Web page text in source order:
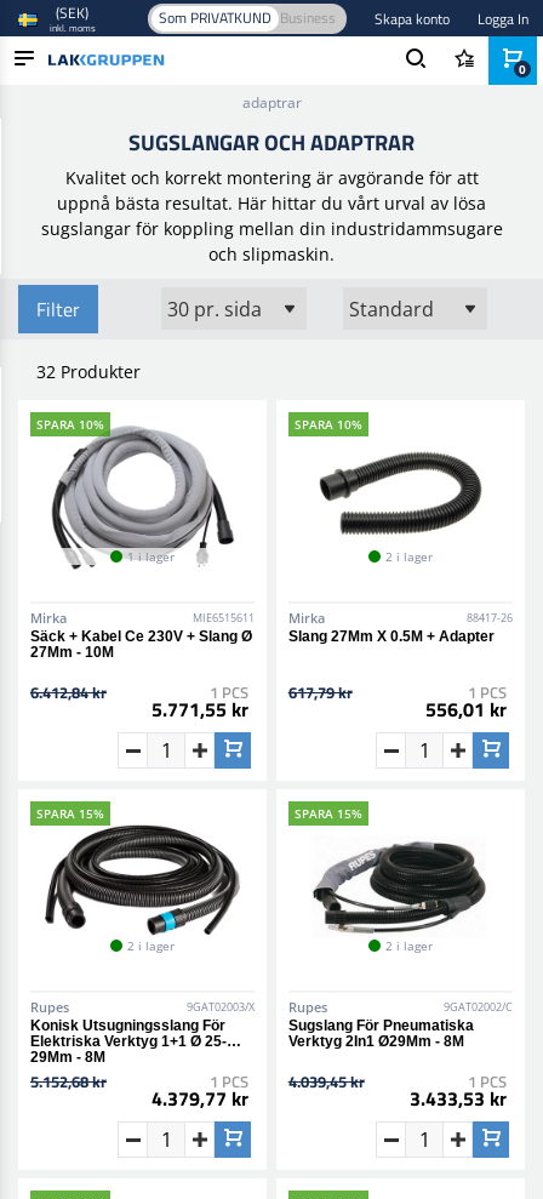
BRANSCHER
VARUMÄRKEN
NYHETER
(SEK)
inkl. moms Som PRIVATKUND Business Skapa konto Logga In
adaptrar
SUGSLANGAR OCH ADAPTRAR
Kvalitet och korrekt montering är avgörande för att
uppnå bästa resultat. Här hittar du vårt urval av lösa
sugslangar för koppling mellan din industridammsugare
och slipmaskin.
Filter
32 Produkter
SPARA 10%
1 i lager
Mirka MIE6515611
Säck + Kabel Ce 230V + Slang Ø
27Mm - 10M
6.412,84 kr 1 PCS
5.771,55 kr
SPARA 10%
2 i lager
Mirka 88417-26
Slang 27Mm X 0.5M + Adapter
617,79 kr 1 PCS
556,01 kr
SPARA 15%
2 i lager
Rupes 9GAT02003/X
Konisk Utsugningsslang För
Elektriska Verktyg 1+1 Ø 25-
29Mm - 8M
5.152,68 kr 1 PCS
4.379,77 kr
SPARA 15%
2 i lager
Rupes 9GAT02002/C
Sugslang För Pneumatiska
Verktyg 2In1 Ø29Mm - 8M
4.039,45 kr 1 PCS
3.433,53 kr
0